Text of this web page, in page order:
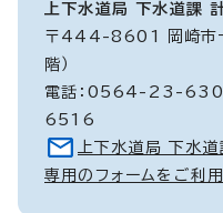
上下水道局 下水道課
〒444-8601 岡崎市
階）
電話：0564-23-
6516
上下水道局 下水
専用のフォームをご利